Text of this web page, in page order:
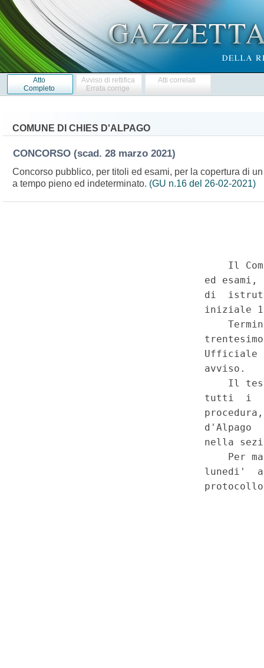
Atto
Completo
Avviso di rettifica
Errata corrige
Atti correlati
COMUNE DI CHIES D'ALPAGO
CONCORSO (scad. 28 marzo 2021)
Concorso pubblico, per titoli ed esami, per la copertura di
a tempo pieno ed indeterminato. (GU n.16 del 26-02-2021)